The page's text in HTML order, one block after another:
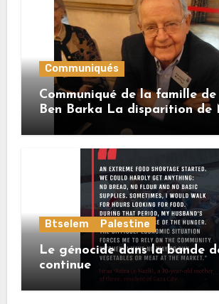
Communiqués
Communiqué de la famille
Ben Barka La disparition de
Btselem Palestine
Le génocide dans la bande
continue